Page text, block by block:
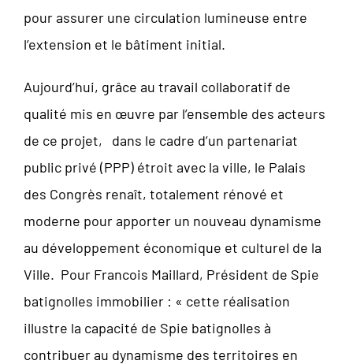
pour assurer une circulation lumineuse entre
l’extension et le bâtiment initial.
Aujourd’hui, grâce au travail collaboratif de
qualité mis en œuvre par l’ensemble des acteurs
de ce projet, dans le cadre d’un partenariat
public privé (PPP) étroit avec la ville, le Palais
des Congrès renaît, totalement rénové et
moderne pour apporter un nouveau dynamisme
au développement économique et culturel de la
Ville. Pour Francois Maillard, Président de Spie
batignolles immobilier : « cette réalisation
illustre la capacité de Spie batignolles à
contribuer au dynamisme des territoires en